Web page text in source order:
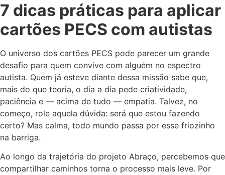
7 dicas práticas para aplicar
cartões PECS com autistas
O universo dos cartões PECS pode parecer um grande
desafio para quem convive com alguém no espectro
autista. Quem já esteve diante dessa missão sabe que,
mais do que teoria, o dia a dia pede criatividade,
paciência e — acima de tudo — empatia. Talvez, no
começo, role aquela dúvida: será que estou fazendo
certo? Mas calma, todo mundo passa por esse friozinho
na barriga.
Ao longo da trajetória do projeto Abraço, percebemos que
compartilhar caminhos torna o processo mais leve. Por